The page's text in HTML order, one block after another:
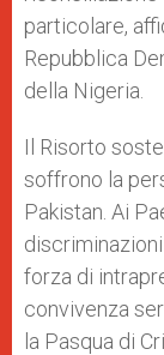
particolare,
Repubblica
della Nigeria.
Il Risorto
soffrono la
Pakistan. Ai
forza di
convivenza
la Pasqua di